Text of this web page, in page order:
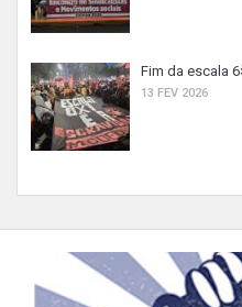
Fim da escala
13 FEV 2026